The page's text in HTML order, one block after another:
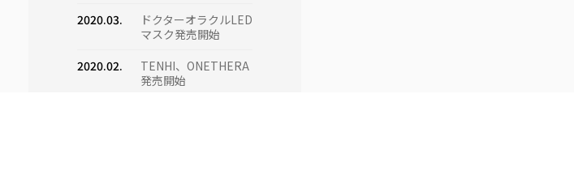
10PLがオーストラリ
10THERAがインドネ
2020.03.
ドクターオラクルLED
マスク発売開始
2020.02.
TENHI、ONETHERA
発売開始